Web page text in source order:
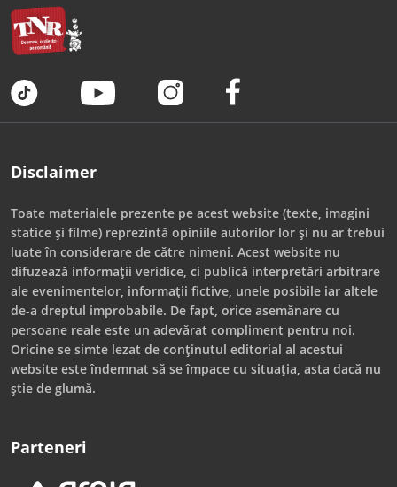
Disclaimer
Toate materialele prezente pe acest website (texte, imagini
statice și filme) reprezintă opiniile autorilor lor și nu ar trebui
luate în considerare de către nimeni. Acest website nu
difuzează informații veridice, ci publică interpretări arbitrare
ale evenimentelor, informații fictive, unele posibile iar altele
de-a dreptul improbabile. De fapt, orice asemănare cu
persoane reale este un adevărat compliment pentru noi.
Oricine se simte lezat de conținutul editorial al acestui
website este îndemnat să se împace cu situația, asta dacă nu
știe de glumă.
Parteneri